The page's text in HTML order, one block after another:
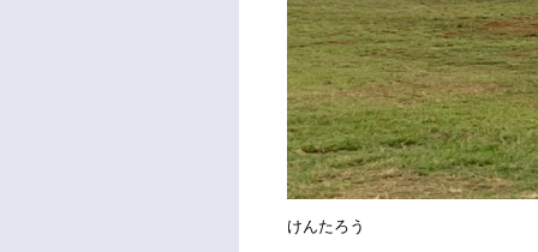
けんたろう